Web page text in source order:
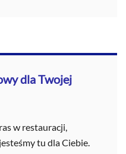
dla Twojej
w restauracji,
tu dla Ciebie.